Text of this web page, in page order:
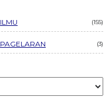
ILMU 155
PAGELARAN 3